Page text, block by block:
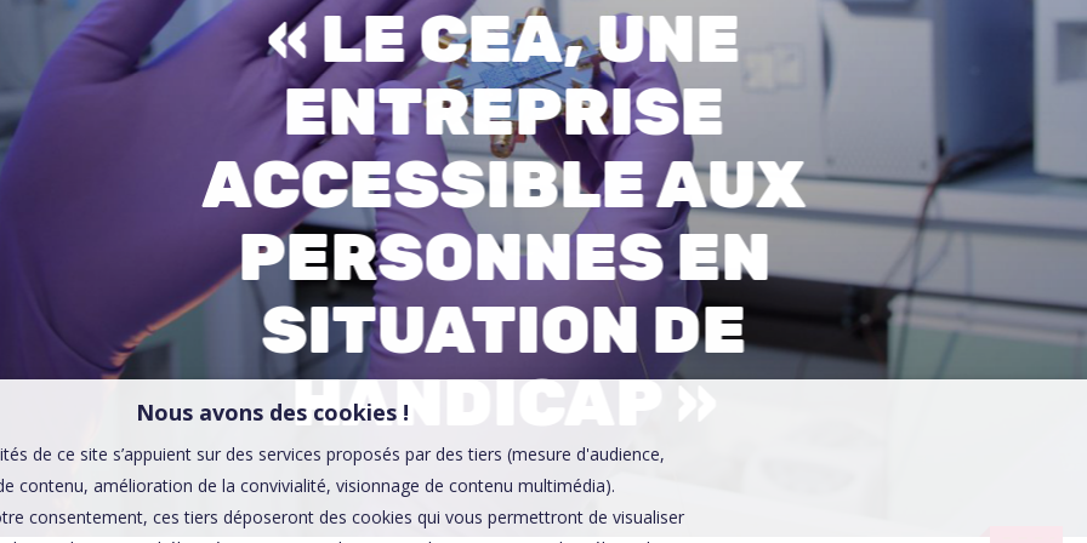
« LE CEA, UNE
ENTREPRISE
ACCESSIBLE AUX
PERSONNES EN
SITUATION DE
HANDICAP »
sensibles
00:00
Nous avons des cookies !
de ce site s’appuient sur des services proposés par des tiers (mesure d'audience,
contenu, amélioration de la convivialité, visionnage de contenu multimédia).
consentement, ces tiers déposeront des cookies qui vous permettront de visualiser